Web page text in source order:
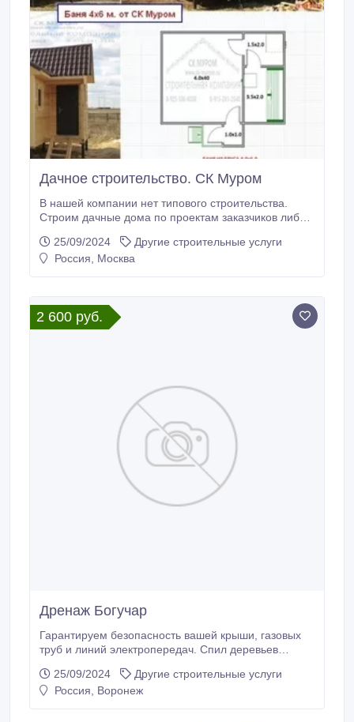
Дачное строительство. СК Муром
В нашей компании нет типового строительства.
Строим дачные дома по проектам заказчиков либо
будущего дома исходя из их пожеланий. Такой
подход к делу позволяет более конкретно учесть, а
работы «под ключ».
25/09/2024
Другие строительные услуги
Россия, Москва
2 600 руб.
Дренаж Богучар
Гарантируем безопасность вашей крыши, газовых
труб и линий электропередач. Спил деревьев
Вывезти мусор. Аккуратно по доступным ценам.
Спилить деревья и ветки бензопилами область.
25/09/2024
Другие строительные услуги
Россия, Воронеж